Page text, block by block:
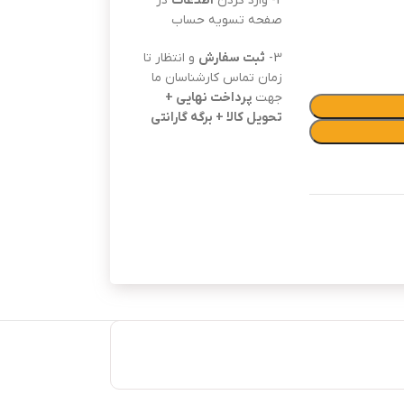
صفحه تسویه حساب
3- ثبت سفارش و انتظار تا
زمان تماس کارشناسان ما
جهتپرداخت نهایی +
تحویل کالا + برگه گارانتی